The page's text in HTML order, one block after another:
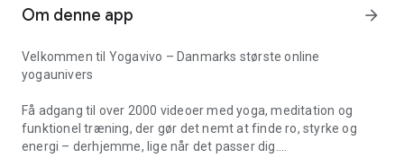
Om denne app arrow_forward
Velkommen til Yogavivo – Danmarks største online
yogaunivers
Få adgang til over 2000 videoer med yoga, meditation og
funktionel træning, der gør det nemt at finde ro, styrke og
energi – derhjemme, lige når det passer dig.